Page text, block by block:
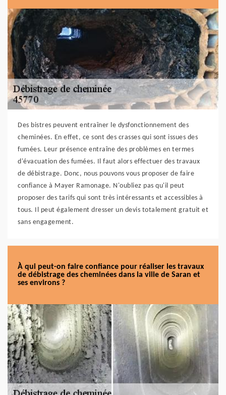
Des bistres peuvent entraîner le dysfonctionnement des
cheminées. En effet, ce sont des crasses qui sont issues des
fumées. Leur présence entraîne des problèmes en termes
d'évacuation des fumées. Il faut alors effectuer des travaux
de débistrage. Donc, nous pouvons vous proposer de faire
confiance à Mayer Ramonage. N'oubliez pas qu'il peut
proposer des tarifs qui sont très intéressants et accessibles à
tous. Il peut également dresser un devis totalement gratuit et
sans engagement.
À qui peut-on faire confiance pour réaliser les travaux
de débistrage des cheminées dans la ville de Saran et
ses environs ?